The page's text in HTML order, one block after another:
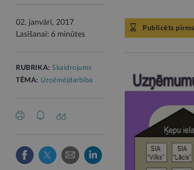
02. janvārī, 2017
Lasīšanai: 6 minūtes
RUBRIKA:Skaidrojums
TĒMA: Uzņēmējdarbība
Publicēts